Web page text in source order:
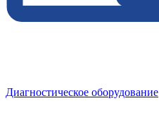
Диагностическое оборудование